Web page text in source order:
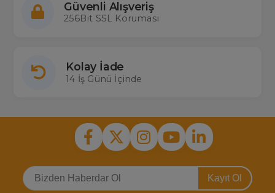
Güvenli Alışveriş
256Bit SSL Koruması
Kolay İade
14 İş Günü İçinde
Kayıt Ol